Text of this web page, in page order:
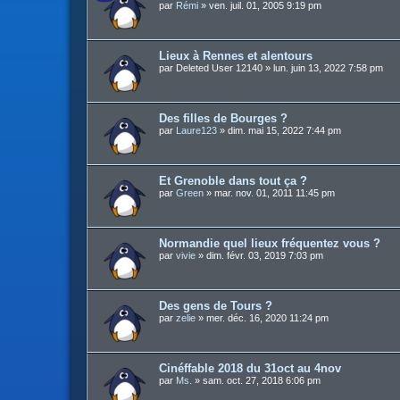
par Rémi » ven. juil. 01, 2005 9:19 pm
Lieux à Rennes et alentours
par Deleted User 12140 » lun. juin 13, 2022 7:58 pm
Des filles de Bourges ?
par Laure123 » dim. mai 15, 2022 7:44 pm
Et Grenoble dans tout ça ?
par Green » mar. nov. 01, 2011 11:45 pm
Normandie quel lieux fréquentez vous ?
par vivie » dim. févr. 03, 2019 7:03 pm
Des gens de Tours ?
par zelie » mer. déc. 16, 2020 11:24 pm
Cinéffable 2018 du 31oct au 4nov
par Ms. » sam. oct. 27, 2018 6:06 pm